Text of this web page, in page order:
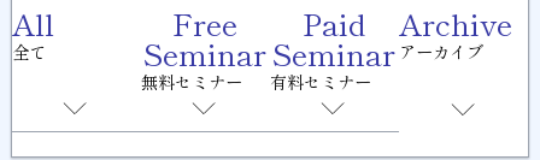
All
全て
Free
Seminar
無料セミナー
Paid
Seminar
有料セミナー
Archive
アーカイブ